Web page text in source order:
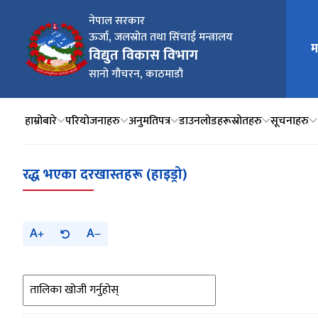
नेपाल सरकार
ऊर्जा, जलस्रोत तथा सिंचाई मन्त्रालय
विद्युत विकास विभाग
सानो गौचरन, काठमाडौ
मुख्य
हाम्रोबारे परियोजनाहरु अनुमतिपत्र डाउनलोडहरूस्रोतहरु सूचनाहरु
रद्ध भएका दरखास्तहरू (हाइड्रो)
A A